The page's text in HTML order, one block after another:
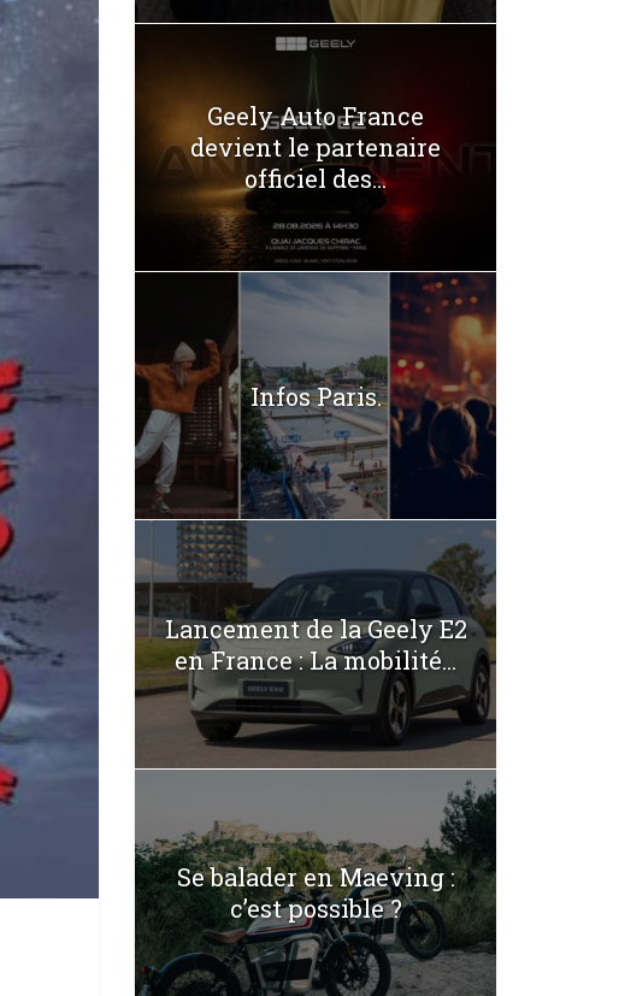
Geely Auto France
devient le partenaire
officiel des...
Infos Paris.
Lancement de la Geely E2
en France : La mobilité...
Se balader en Maeving :
c’est possible ?